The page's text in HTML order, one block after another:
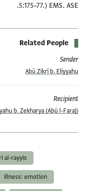
5:175–77.) EMS. ASE.
Related People
Sender
Abū Zikrī b. Eliyyahu
Recipient
(Abū l-Faraj) Eliyyahu b. Zekharya
al-rayyis
illness: emotion